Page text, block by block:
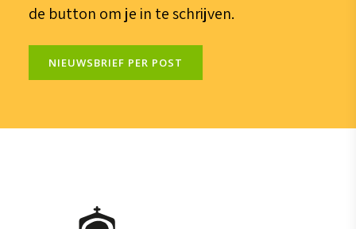
de button om je in te schrijven.
NIEUWSBRIEF PER POST